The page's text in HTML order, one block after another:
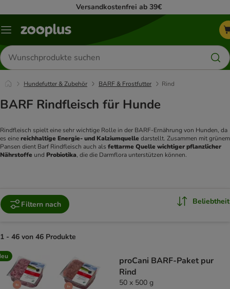
Versandkostenfrei ab 39€
Menü
Produkte
suchen
Hundefutter & Zubehör BARF & Frostfutter Rind
BARF Rindfleisch für Hunde
Rindfleisch spielt eine sehr wichtige Rolle in der BARF-Ernährung von Hunden, da
es eine reichhaltige Energie- und Kalziumquelle darstellt. Zusammen mit grünem
Pansen dient Barf Rindfleisch auch als fettarme Quelle wichtiger pflanzlicher
Nährstoffe und Probiotika
Filtern nach Beliebtheit
1 - 46 von 46 Produkte
product items have been changed
proCani BARF-Paket pur
Rind
50 x 500 g